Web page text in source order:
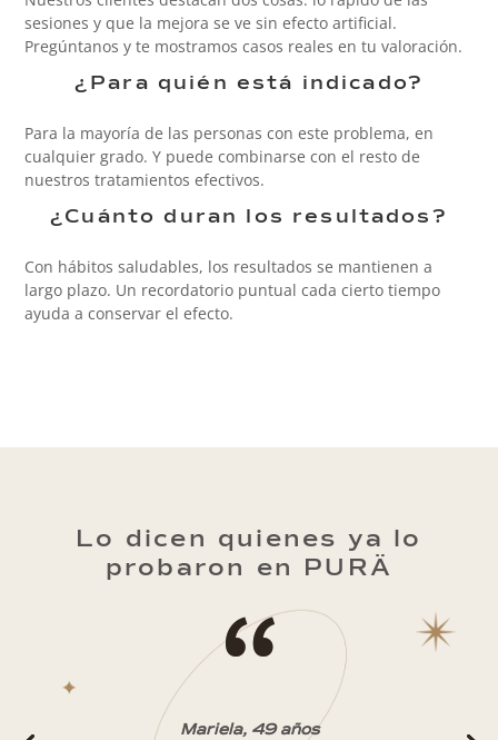
sesiones y que la mejora se ve sin efecto artificial.
Pregúntanos y te mostramos casos reales en tu valoración.
¿Para quién está indicado?
Para la mayoría de las personas con este problema, en
cualquier grado. Y puede combinarse con el resto de
nuestros tratamientos efectivos.
¿Cuánto duran los resultados?
Con hábitos saludables, los resultados se mantienen a
largo plazo. Un recordatorio puntual cada cierto tiempo
ayuda a conservar el efecto.
Lo dicen quienes ya lo
probaron en PURÄ
“
Mariela, 49 años